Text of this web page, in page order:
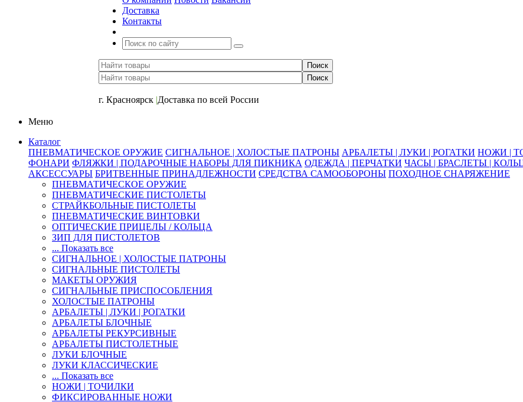
Доставка
Контакты
г. Красноярск |Доставка по всей России
Меню
Каталог
ПНЕВМАТИЧЕСКОЕ ОРУЖИЕ СИГНАЛЬНОЕ | ХОЛОСТЫЕ ПАТРОНЫ АРБАЛЕТЫ | ЛУКИ | РОГАТКИ НОЖИ |
ФОНАРИ ФЛЯЖКИ | ПОДАРОЧНЫЕ НАБОРЫ ДЛЯ ПИКНИКА ОДЕЖДА | ПЕРЧАТКИ ЧАСЫ | БРАСЛЕТЫ |
АКСЕССУАРЫ БРИТВЕННЫЕ ПРИНАДЛЕЖНОСТИ СРЕДСТВА САМООБОРОНЫ ПОХОДНОЕ СНАРЯЖЕНИЕ
ПНЕВМАТИЧЕСКОЕ ОРУЖИЕ
ПНЕВМАТИЧЕСКИЕ ПИСТОЛЕТЫ
СТРАЙКБОЛЬНЫЕ ПИСТОЛЕТЫ
ПНЕВМАТИЧЕСКИЕ ВИНТОВКИ
ОПТИЧЕСКИЕ ПРИЦЕЛЫ / КОЛЬЦА
ЗИП ДЛЯ ПИСТОЛЕТОВ
... Показать все
СИГНАЛЬНОЕ | ХОЛОСТЫЕ ПАТРОНЫ
СИГНАЛЬНЫЕ ПИСТОЛЕТЫ
МАКЕТЫ ОРУЖИЯ
СИГНАЛЬНЫЕ ПРИСПОСОБЛЕНИЯ
ХОЛОСТЫЕ ПАТРОНЫ
АРБАЛЕТЫ | ЛУКИ | РОГАТКИ
АРБАЛЕТЫ БЛОЧНЫЕ
АРБАЛЕТЫ РЕКУРСИВНЫЕ
АРБАЛЕТЫ ПИСТОЛЕТНЫЕ
ЛУКИ БЛОЧНЫЕ
ЛУКИ КЛАССИЧЕСКИЕ
... Показать все
НОЖИ | ТОЧИЛКИ
ФИКСИРОВАННЫЕ НОЖИ